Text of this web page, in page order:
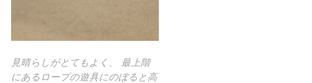
見晴らしがとてもよく、 最上階
にあるロープの遊具にのぼると高